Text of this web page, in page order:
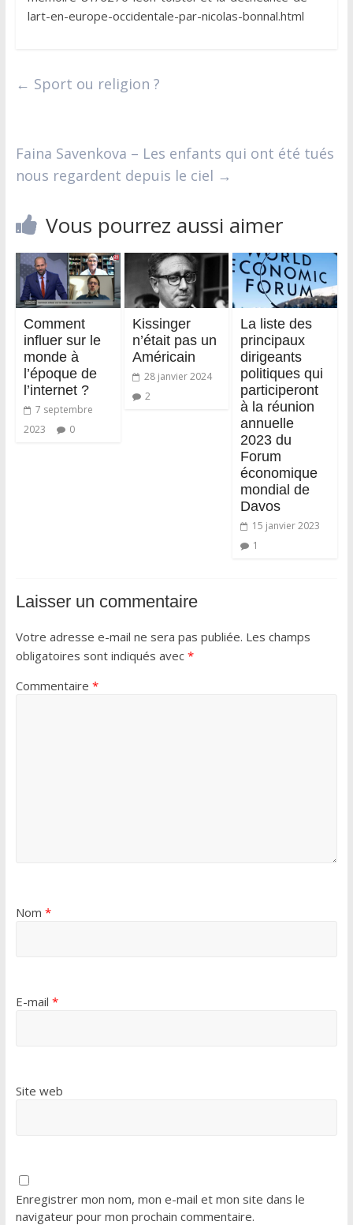
lart-en-europe-occidentale-par-nicolas-bonnal.html
← Sport ou religion ?
Faina Savenkova – Les enfants qui ont été tués
nous regardent depuis le ciel →
Vous pourrez aussi aimer
Comment
influer sur le
monde à
l’époque de
l’internet ?
7 septembre
2023
0
Kissinger
n’était pas un
Américain
28 janvier 2024
2
La liste des
principaux
dirigeants
politiques qui
participeront
à la réunion
annuelle
2023 du
Forum
économique
mondial de
Davos
15 janvier 2023
1
Laisser un commentaire
Votre adresse e-mail ne sera pas publiée. Les champs
obligatoires sont indiqués avec *
Commentaire *
Nom *
E-mail *
Site web
Enregistrer mon nom, mon e-mail et mon site dans le
navigateur pour mon prochain commentaire.